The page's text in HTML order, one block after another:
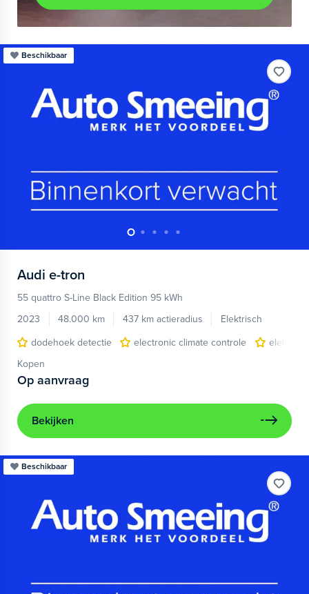
Beschikbaar
Audi e-tron
55 quattro S-Line Black Edition 95 kWh
2023
48.000 km 437 km actieradius
Elektrisch
dodehoek detectie
electronic climate controle
Kopen
Op aanvraag
Bekijken
Beschikbaar